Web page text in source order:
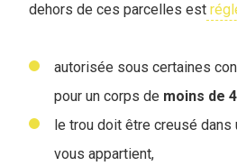
dehors de ces parcelles est
autorisée sous certaines
pour un corps de moins de
le trou doit être creusé dans
vous appartient,